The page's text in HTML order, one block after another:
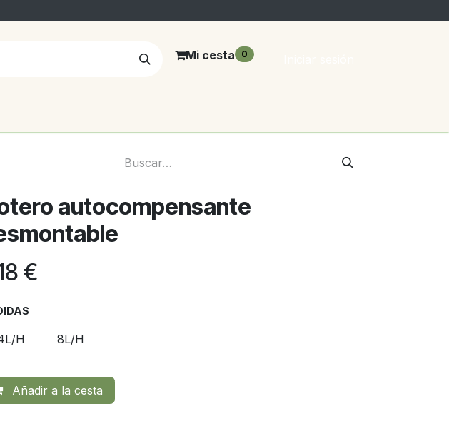
Mi cesta 0
autocompensante
€
H 8L/H
Añadir a la cesta